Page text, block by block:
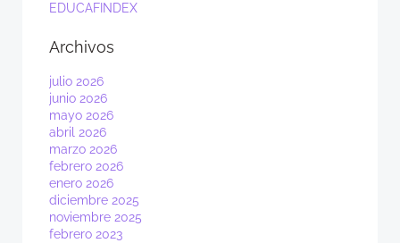
EDUCAFINDEX
Archivos
julio 2026
junio 2026
mayo 2026
abril 2026
marzo 2026
febrero 2026
enero 2026
diciembre 2025
noviembre 2025
febrero 2023